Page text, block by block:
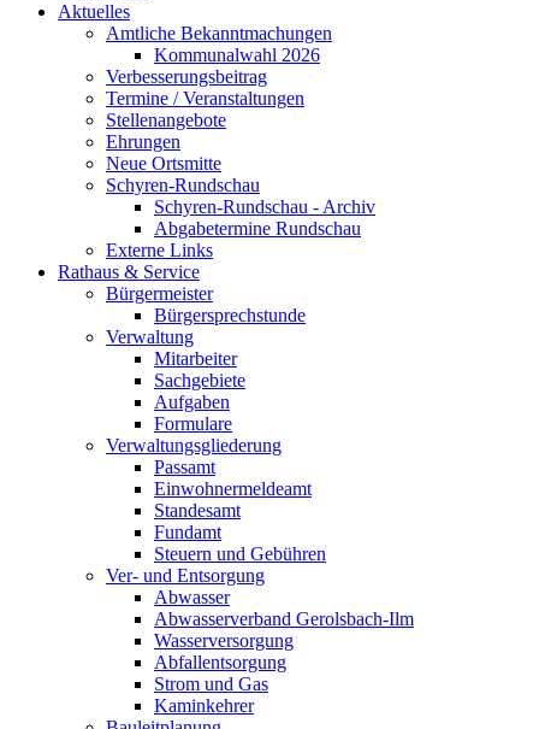
Aktuelles
Amtliche Bekanntmachungen
Kommunalwahl 2026
Verbesserungsbeitrag
Termine / Veranstaltungen
Stellenangebote
Ehrungen
Neue Ortsmitte
Schyren-Rundschau
Schyren-Rundschau - Archiv
Abgabetermine Rundschau
Externe Links
Rathaus & Service
Bürgermeister
Bürgersprechstunde
Verwaltung
Mitarbeiter
Sachgebiete
Aufgaben
Formulare
Verwaltungsgliederung
Passamt
Einwohnermeldeamt
Standesamt
Fundamt
Steuern und Gebühren
Ver- und Entsorgung
Abwasser
Abwasserverband Gerolsbach-Ilm
Wasserversorgung
Abfallentsorgung
Strom und Gas
Kaminkehrer